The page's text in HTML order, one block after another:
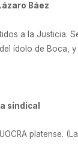
Báez
a la Justicia.
ídolo de Boca,
sindical
platense.